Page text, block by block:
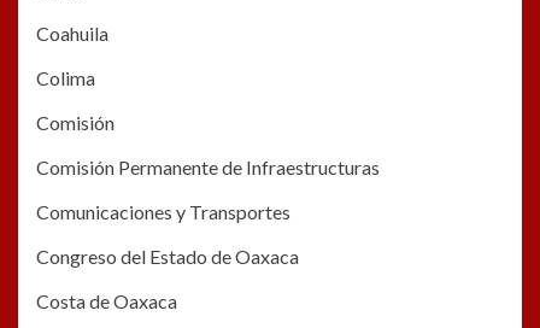
Coahuila
Colima
Comisión
Comisión Permanente de Infraestructuras
Comunicaciones y Transportes
Congreso del Estado de Oaxaca
Costa de Oaxaca